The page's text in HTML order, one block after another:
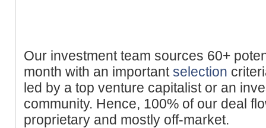
Our investment team sources 60+
month with an importantselection
led by a top venture capitalist or an
community. Hence, 100% of our deal
proprietary and mostly off-market.